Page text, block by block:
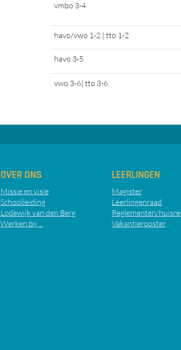
vmbo 3-4
havo/vwo 1-2 | tto 1-2
havo 3-5
vwo 3-6| tto 3-6
OVER ONS
Missie en visie
Schoolleiding
Lodewijk van den Berg
Werken bij ...
LEERLINGEN
Magister
Leerlingenraad
Reglementen/
Vakantierooster